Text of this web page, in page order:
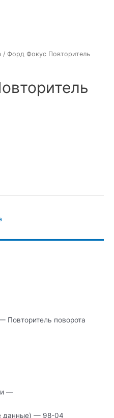
/ Форд Фокус Повторитель
Повторитель поворота
—
данные) — 98-04